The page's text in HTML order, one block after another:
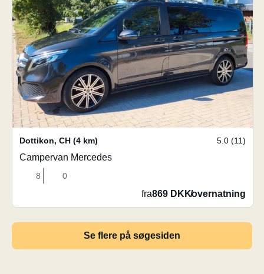
Dottikon, CH (4 km) 5.0 (11)
Campervan Mercedes
8 0
fra869 DKK/overnatning
Se flere på søgesiden